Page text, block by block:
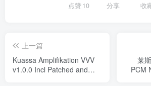
点赞10 分享 收
上一篇
Kuassa Amplifikation VVV
v1.0.0 Incl Patched and
莱
PCM